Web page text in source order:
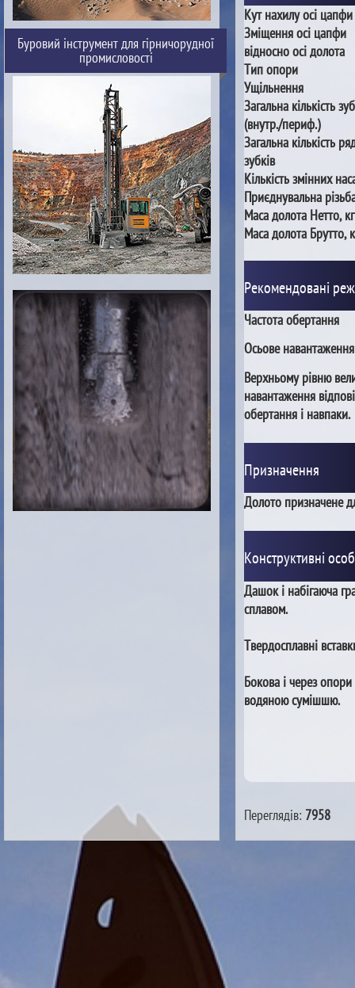
Буровий інструмент для гірничорудної
промисловості
Кут нахилу осі цапфи
Зміщення осі цапфи
відносно осі долота
Тип опори
Ущільнення
Загальна кількість
(внутр./периф.)
Загальна кількість
зубків
Кількість змінних
Приєднувальна
Маса долота Нетто, кг
Маса долота Брутто,
Рекомендовані
Частота обертання
Осьове навантаження
Верхньому рівню
навантаження
обертання і навпаки.
Призначення
Долото призначене
Конструктивні
Дашок і набігаюча
сплавом.
Твердосплавні
Бокова і через
водяною сумішшю.
Переглядів: 7958